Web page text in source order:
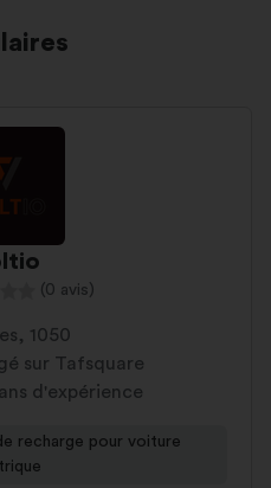
(0 avis)
1050
sur Tafsquare
d'expérience
recharge pour voiture